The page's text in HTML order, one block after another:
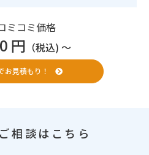
ミコミ価格
円 （税込) 〜
お見積もり！
相談はこちら